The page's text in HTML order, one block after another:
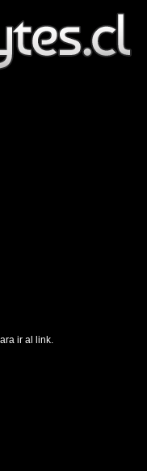
ir al link.